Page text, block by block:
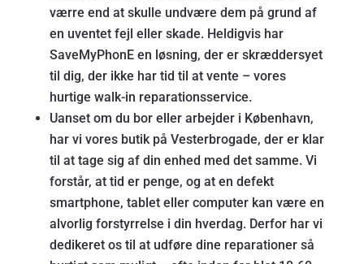
værre end at skulle undvære dem på grund af
en uventet fejl eller skade. Heldigvis har
SaveMyPhonE en løsning, der er skræddersyet
til dig, der ikke har tid til at vente – vores
hurtige walk-in reparationsservice.
Uanset om du bor eller arbejder i København,
har vi vores butik på Vesterbrogade, der er klar
til at tage sig af din enhed med det samme. Vi
forstår, at tid er penge, og at en defekt
smartphone, tablet eller computer kan være en
alvorlig forstyrrelse i din hverdag. Derfor har vi
dedikeret os til at udføre dine reparationer så